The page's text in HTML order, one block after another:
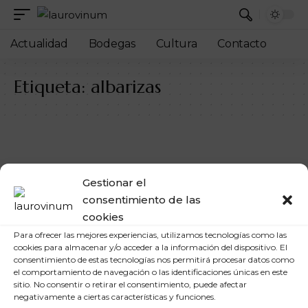
Gestionar el
consentimiento de las
cookies
Para ofrecer las mejores experiencias, utilizamos tecnologías como las
cookies para almacenar y/o acceder a la información del dispositivo. El
consentimiento de estas tecnologías nos permitirá procesar datos como
el comportamiento de navegación o las identificaciones únicas en este
sitio. No consentir o retirar el consentimiento, puede afectar
negativamente a ciertas características y funciones.
Actualidad Bodegas Cultura Contacto
Etiqueta: albarizas
BODEGAS